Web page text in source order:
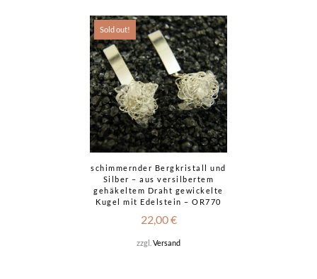
Sold out!
schimmernder Bergkristall und
Silber – aus versilbertem
gehäkeltem Draht gewickelte
Kugel mit Edelstein – OR770
22,00€
zzgl. Versand